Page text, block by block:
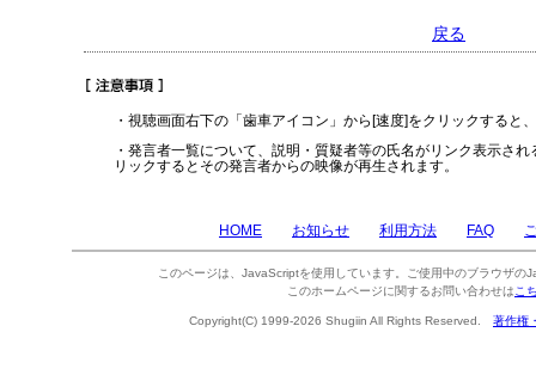
戻る
・視聴画面右下の「歯車アイコン」から[速度]をクリックすると
・発言者一覧について、説明・質疑者等の氏名がリンク表示さ
リックするとその発言者からの映像が再生されます。
HOME お知らせ 利用方法 FAQ
このページは、JavaScriptを使用しています。ご使用中のブラウザの
このホームページに関するお問い合わせは こ
Copyright(C) 1999-2026 Shugiin All Rights Reserved. 著作権